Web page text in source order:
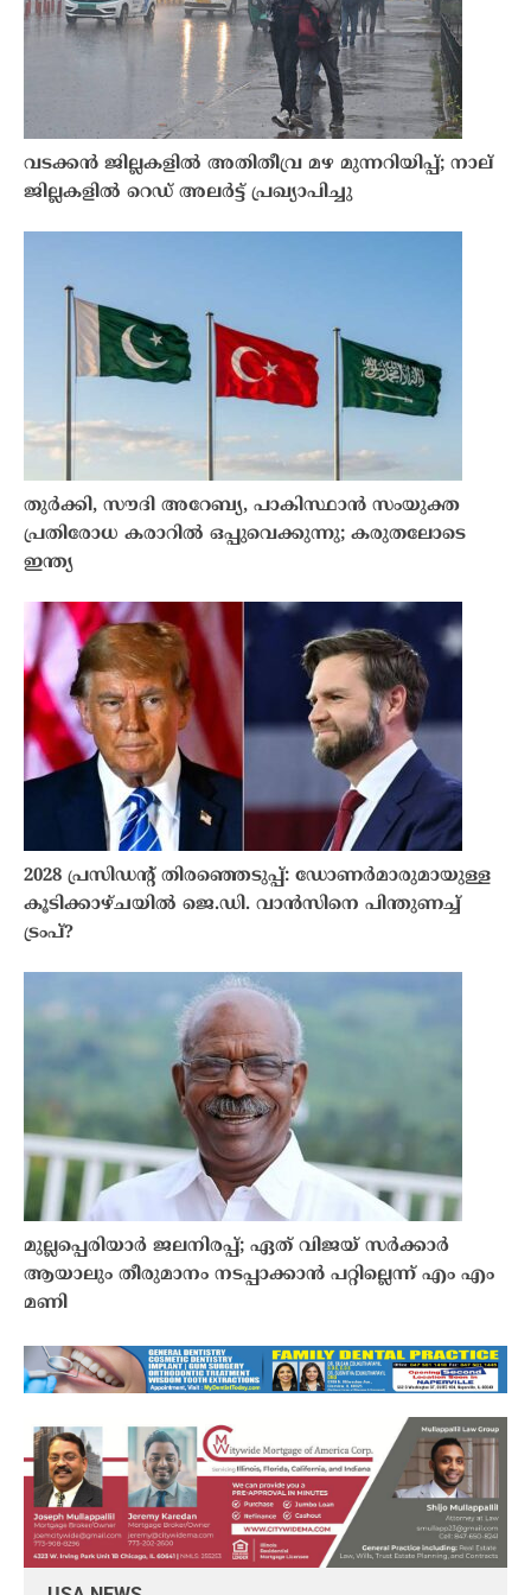
വടക്കൻ ജില്ലകളിൽ അതിതീവ്ര മഴ മുന്നറിയിപ്പ്; നാല്
ജില്ലകളിൽ റെഡ് അലർട്ട് പ്രഖ്യാപിച്ചു
തുർക്കി, സൗദി അറേബ്യ, പാകിസ്ഥാൻ സംയുക്ത
പ്രതിരോധ കരാറിൽ ഒപ്പുവെക്കുന്നു; കരുതലോടെ
ഇന്ത്യ
2028 പ്രസിഡന്റ് തിരഞ്ഞെടുപ്പ്: ഡോണർമാരുമായുള്ള
കൂടിക്കാഴ്ചയിൽ ജെ.ഡി. വാൻസിനെ പിന്തുണച്ച്
ട്രംപ്?
മുല്ലപ്പെരിയാർ ജലനിരപ്പ്; ഏത് വിജയ് സർക്കാർ
ആയാലും തീരുമാനം നടപ്പാക്കാൻ പറ്റില്ലെന്ന് എം എം
മണി